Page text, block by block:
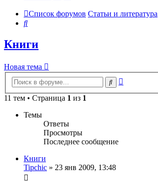
Список форумов Статьи и литература
Поиск
Книги
Новая тема
Поиск
11 тем • Страница 1 из 1
Темы
Ответы
Просмотры
Последнее сообщение
Книги
Tipchic » 23 янв 2009, 13:48